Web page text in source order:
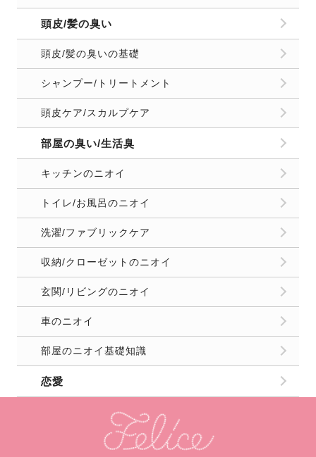
頭皮/髪の臭い
頭皮/髪の臭いの基礎
シャンプー/トリートメント
頭皮ケア/スカルプケア
部屋の臭い/生活臭
キッチンのニオイ
トイレ/お風呂のニオイ
洗濯/ファブリックケア
収納/クローゼットのニオイ
玄関/リビングのニオイ
車のニオイ
部屋のニオイ基礎知識
恋愛